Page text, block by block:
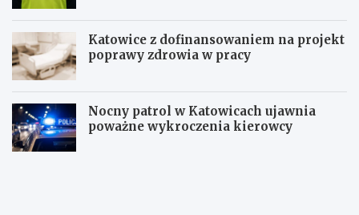
Katowice z dofinansowaniem na projekt
poprawy zdrowia w pracy
Nocny patrol w Katowicach ujawnia
poważne wykroczenia kierowcy
Z
B